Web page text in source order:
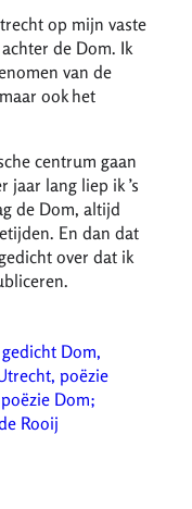
op mijn vaste
de Dom. Ik
van de
ook het
centrum gaan
jaar lang liep ik ’s
de Dom, altijd
En dan dat
over dat ik